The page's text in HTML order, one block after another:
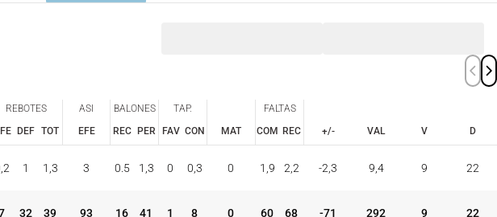
REBOTES ASI BALONES
TAP.
MAT
FALTAS
+/-
VAL V D
DEF TOT EFE REC PER FAV CON COM REC
+/-
VAL
1 1,3 3 0.5 1,3 0 0,3 0 1,9 2,2 -2,3 9,4 9 22
32 39 93 16 41 1 8 0 60 68 -71 292 9 22